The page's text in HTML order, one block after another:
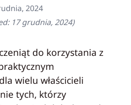
2024
17 grudnia, 2024)
do korzystania z
wielu właścicieli
tych, którzy